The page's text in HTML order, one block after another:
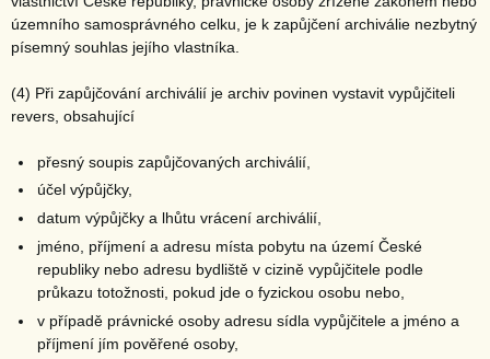
územního samosprávného celku, je k zapůjčení archiválie nezbytný
písemný souhlas jejího vlastníka.
(4) Při zapůjčování archiválií je archiv povinen vystavit vypůjčiteli
revers, obsahující
přesný soupis zapůjčovaných archiválií,
účel výpůjčky,
datum výpůjčky a lhůtu vrácení archiválií,
jméno, příjmení a adresu místa pobytu na území České
republiky nebo adresu bydliště v cizině vypůjčitele podle
průkazu totožnosti, pokud jde o fyzickou osobu nebo,
v případě právnické osoby adresu sídla vypůjčitele a jméno a
příjmení jím pověřené osoby,